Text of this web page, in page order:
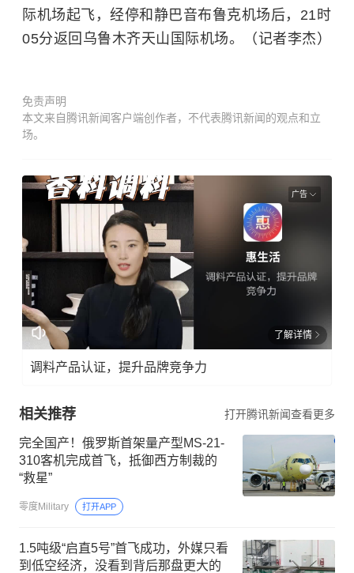
际机场起飞，经停和静巴音布鲁克机场后，21时
05分返回乌鲁木齐天山国际机场。（记者李杰）
免责声明
本文来自腾讯新闻客户端创作者，不代表腾讯新闻的观点和立
场。
广告
了解详情
调料产品认证，提升品牌竞争力
相关推荐 打开腾讯新闻查看更多
完全国产！俄罗斯首架量产型MS-21-
310客机完成首飞，抵御西方制裁的
“救星”
零度Military 打开APP
1.5吨级“启直5号”首飞成功，外媒只看
到低空经济，没看到背后那盘更大的